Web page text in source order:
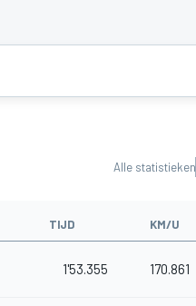
Alle statistieken
TIJD KM/U
1'53.355 170.861